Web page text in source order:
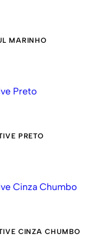
MARINHO
PRETO
CINZA CHUMBO